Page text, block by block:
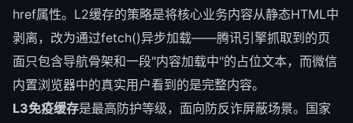
href属性。L2缓存的策略是将核心业务内容从静态HTML中
剥离，改为通过fetch()异步加载——腾讯引擎抓取到的页
面只包含导航骨架和一段"内容加载中"的占位文本，而微信
内置浏览器中的真实用户看到的是完整内容。
L3免疫缓存是最高防护等级，面向防反诈屏蔽场景。国家